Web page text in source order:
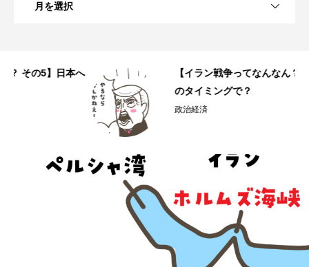
月を選択
【イラン戦争ってなんなん？ その4】なぜこ
のタイミングで？
政治経済